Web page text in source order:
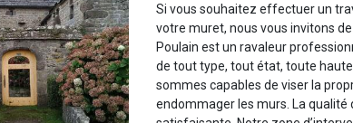
Si vous souhaitez effectuer un
votre muret, nous vous invitons
Poulain est un ravaleur
de tout type, tout état, toute
sommes capables de viser la
endommager les murs. La